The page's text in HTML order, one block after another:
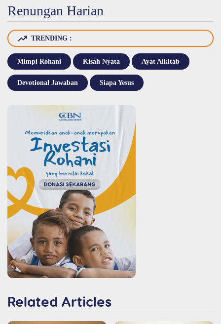
Renungan Harian
TRENDING :
Mimpi Rohani Kisah Nyata Ayat Alkitab
Devotional Jawaban Siapa Yesus
Related Articles